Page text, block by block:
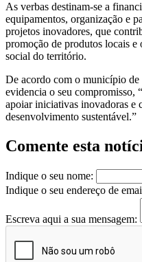
As verbas destinam-se a
equipamentos, organização e
projetos inovadores, que
promoção de produtos locais
social do território.
De acordo com o município
evidencia o seu compromisso,
apoiar iniciativas inovadoras e
desenvolvimento sustentável.”
Comente esta
Indique o seu nome:
Indique o seu endereço de
Escreva aqui a sua mensagem: